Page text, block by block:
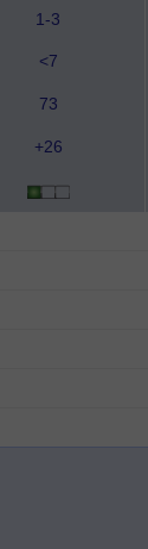
1-3
<7
73
+26